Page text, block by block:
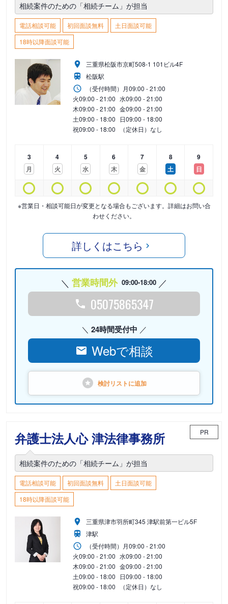
相続案件のための「相続チーム」が担当
電話相談可能 初回面談無料
土日面談可能
18時以降面談可能
三重県松阪市京町508-1 101ビル4F
松阪駅
（受付時間） 月09:00 - 21:00
火09:00 - 21:00 水09:00 - 21:00
木09:00 - 21:00 金09:00 - 21:00
土09:00 - 18:00 日09:00 - 18:00
祝09:00 - 18:00 （定休日）なし
3
月
4
火
5
水
6
木
7
金
8
土
9
日
※営業日・相談可能日が変更となる場合もございます。詳細はお問い合
わせください。
詳しくはこちら
営業時間外 09:00-18:00
05075865347
24時間受付中
Webで相談
検討リストに追加
弁護士法人心 津法律事務所 PR
相続案件のための「相続チーム」が担当
電話相談可能 初回面談無料
土日面談可能
18時以降面談可能
三重県津市羽所町345 津駅前第一ビル5F
津駅
（受付時間） 月09:00 - 21:00
火09:00 - 21:00 水09:00 - 21:00
木09:00 - 21:00 金09:00 - 21:00
土09:00 - 18:00 日09:00 - 18:00
祝09:00 - 18:00 （定休日）なし